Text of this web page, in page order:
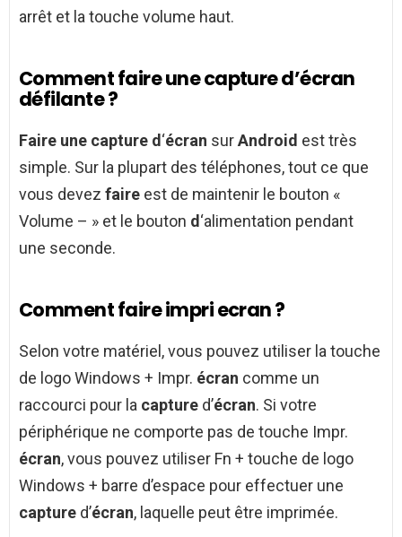
arrêt et la touche volume haut.
Comment faire une capture d’écran
défilante ?
Faire une capture d‘écran surAndroid est très
simple. Sur la plupart des téléphones, tout ce que
vous devez faire est de maintenir le bouton «
Volume – » et le bouton d‘alimentation pendant
une seconde.
Comment faire impri ecran ?
Selon votre matériel, vous pouvez utiliser la touche
de logo Windows + Impr. écran comme un
raccourci pour la capture d’écran. Si votre
périphérique ne comporte pas de touche Impr.
écran, vous pouvez utiliser Fn + touche de logo
Windows + barre d’espace pour effectuer une
capture d’écran, laquelle peut être imprimée.